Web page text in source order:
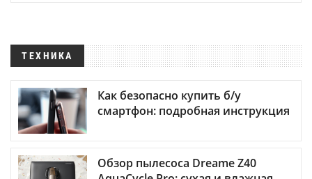
ТЕХНИКА
Как безопасно купить б/у
смартфон: подробная инструкция
Обзор пылесоса Dreame Z40